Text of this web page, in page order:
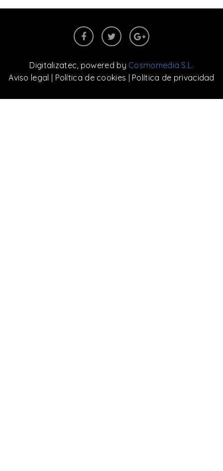
Digitalizatec, powered by Cosmomedia S.L.
Aviso legal
Política de cookies Política de privacidad